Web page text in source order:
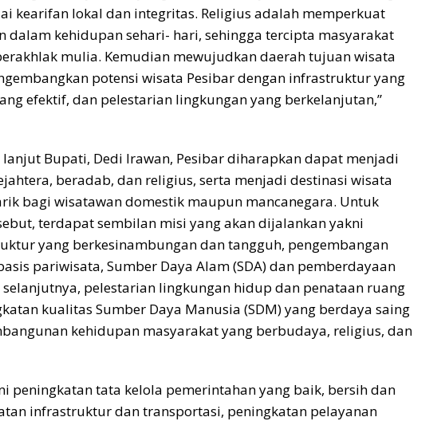
kearifan lokal dan integritas. Religius adalah memperkuat
dalam kehidupan sehari- hari, sehingga tercipta masyarakat
mulia. Kemudian mewujudkan daerah tujuan wisata
potensi wisata Pesibar dengan infrastruktur yang
efektif, dan pelestarian lingkungan yang berkelanjutan,”
lanjut Bupati, Dedi Irawan, Pesibar diharapkan dapat menjadi
beradab, dan religius, serta menjadi destinasi wisata
bagi wisatawan domestik maupun mancanegara. Untuk
terdapat sembilan misi yang akan dijalankan yakni
yang berkesinambungan dan tangguh, pengembangan
pariwisata, Sumber Daya Alam (SDA) dan pemberdayaan
pelestarian lingkungan hidup dan penataan ruang
kualitas Sumber Daya Manusia (SDM) yang berdaya saing
kehidupan masyarakat yang berbudaya, religius, dan
peningkatan tata kelola pemerintahan yang baik, bersih dan
infrastruktur dan transportasi, peningkatan pelayanan